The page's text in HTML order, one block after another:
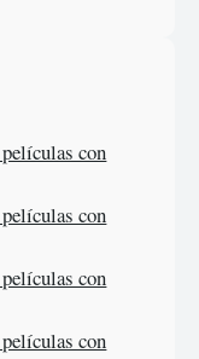
con
con
con
con